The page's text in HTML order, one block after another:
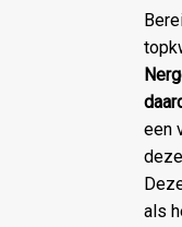
een
als